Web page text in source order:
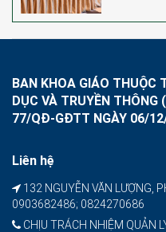
BAN KHOA GIÁO THUỘC
DỤC VÀ TRUYỀN
77/QĐ-GĐTT NGÀY 06/
Liên hệ
132 NGUYỄN VĂN LƯỢNG,
0903682486; 0824270686
CHỊU TRÁCH NHIỆM QUẢN